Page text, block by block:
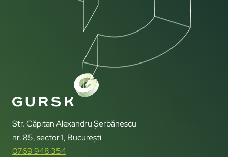
Str. Căpitan Alexandru Șerbănescu
nr. 85, sector 1, București
0769 948 354